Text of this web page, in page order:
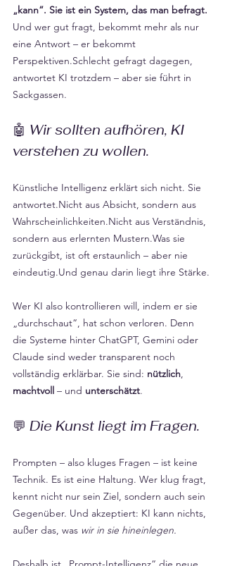
„kann“. Sie ist ein System, das man befragt.
Und wer gut fragt, bekommt mehr als nur
eine Antwort – er bekommt
Perspektiven.Schlecht gefragt dagegen,
antwortet KI trotzdem – aber sie führt in
Sackgassen.
🤖 Wir sollten aufhören, KI
verstehen zu wollen.
Künstliche Intelligenz erklärt sich nicht. Sie
antwortet.Nicht aus Absicht, sondern aus
Wahrscheinlichkeiten.Nicht aus Verständnis,
sondern aus erlernten Mustern.Was sie
zurückgibt, ist oft erstaunlich – aber nie
eindeutig.Und genau darin liegt ihre Stärke.
Wer KI also kontrollieren will, indem er sie
„durchschaut“, hat schon verloren. Denn
die Systeme hinter ChatGPT, Gemini oder
Claude sind weder transparent noch
vollständig erklärbar. Sie sind: nützlich,
machtvoll – und unterschätzt.
💬 Die Kunst liegt im Fragen.
Prompten – also kluges Fragen – ist keine
Technik. Es ist eine Haltung. Wer klug fragt,
kennt nicht nur sein Ziel, sondern auch sein
Gegenüber. Und akzeptiert: KI kann nichts,
außer das, was wir in sie hineinlegen.